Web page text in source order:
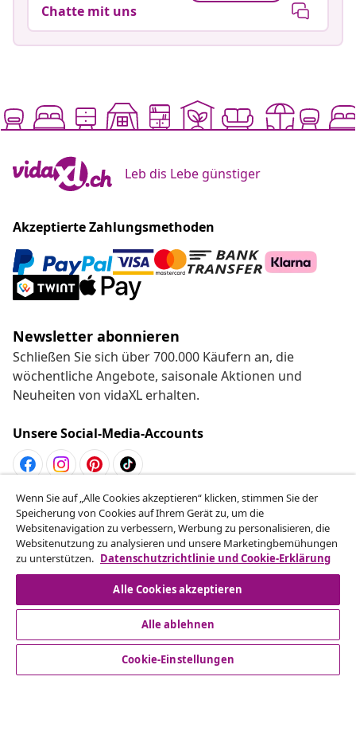
Chatte mit uns
Leb dis Lebe günstiger
Akzeptierte Zahlungsmethoden
Newsletter abonnieren
Schließen Sie sich über 700.000 Käufern an, die
wöchentliche Angebote, saisonale Aktionen und
Neuheiten von vidaXL erhalten.
Unsere Social-Media-Accounts
Kundenservice
Business
Mehr entdecken
Wenn Sie auf „Alle Cookies akzeptieren“ klicken, stimmen Sie der
Speicherung von Cookies auf Ihrem Gerät zu, um die
Websitenavigation zu verbessern, Werbung zu personalisieren, die
Websitenutzung zu analysieren und unsere Marketingbemühungen
zu unterstützen. Datenschutzrichtlinie und Cookie-Erklärung
Alle Cookies akzeptieren
Alle ablehnen
Cookie-Einstellungen